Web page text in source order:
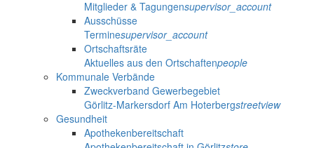
Mitglieder & Tagungensupervisor_account
Ausschüsse
Terminesupervisor_account
Ortschaftsräte
Aktuelles aus den Ortschaftenpeople
Kommunale Verbände
Zweckverband Gewerbegebiet
Görlitz-Markersdorf Am Hoterbergstreetview
Gesundheit
Apothekenbereitschaft